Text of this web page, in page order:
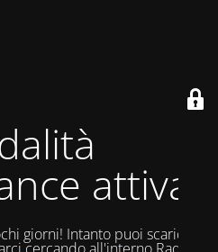
attiva
giorni! Intanto puoi scaricare